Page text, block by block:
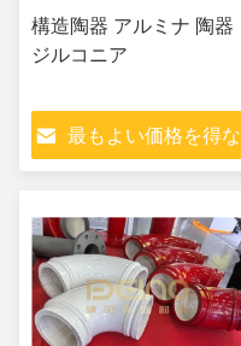
構造陶器 アルミナ 陶器
ジルコニア
最もよい価格を得な